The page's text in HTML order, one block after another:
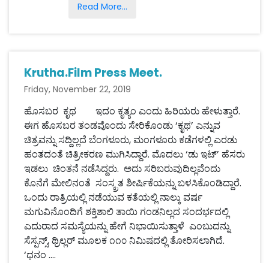
Read More...
Krutha.Film Press Meet.
Friday, November 22, 2019
ಹೊಸಬರ ಕೃಥ ಇದಂ ಕೃತ್ಯಂ ಎಂದು ಹಿರಿಯರು ಹೇಳುತ್ತಾರೆ.
ಈಗ ಹೊಸಬರ ತಂಡವೊಂದು ಸೇರಿಕೊಂಡು ‘ಕೃಥ’ ಎನ್ನುವ
ಚಿತ್ರವನ್ನು ಸದ್ದಿಲ್ಲದೆ ಬೆಂಗಳೂರು, ಮಂಗಳೂರು ಕಡೆಗಳಲ್ಲಿ ಎರಡು
ಹಂತದಂತೆ ಚಿತ್ರೀಕರಣ ಮುಗಿಸಿದ್ದಾರೆ. ಮೊದಲು ‘ಡು ಇಟ್’ ಹೆಸರು
ಇಡಲು ಚಿಂತನೆ ನಡೆಸಿದ್ದರು. ಅದು ಸರಿಬರುವುದಿಲ್ಲವೆಂದು
ಕೊನೆಗೆ ಮೇಲಿನಂತೆ ಸಂಸ್ಕ್ರತ ಶೀರ್ಷಿಕೆಯನ್ನು ಬಳಸಿಕೊಂಡಿದ್ದಾರೆ.
ಒಂದು ರಾತ್ರಿಯಲ್ಲಿ ನಡೆಯುವ ಕತೆಯಲ್ಲಿ ನಾಲ್ಕು ವರ್ಷ
ಮಗುವಿನೊಂದಿಗೆ ಶಕ್ತಿಶಾಲಿ ತಾಯಿ ಗಂಡನಿಲ್ಲದ ಸಂದರ್ಭದಲ್ಲಿ
ಎದುರಾದ ಸಮಸ್ಯೆಯನ್ನು ಹೇಗೆ ನಿಭಾಯಿಸುತ್ತಾಳೆ ಎಂಬುದನ್ನು
ಸೆಸ್ಪನ್ಸ್, ಥ್ರಿಲ್ಲರ್ ಮೂಲಕ ೧೧೦ ನಿಮಿಷದಲ್ಲಿ ತೋರಿಸಲಾಗಿದೆ.
‘ಧನಂ ....